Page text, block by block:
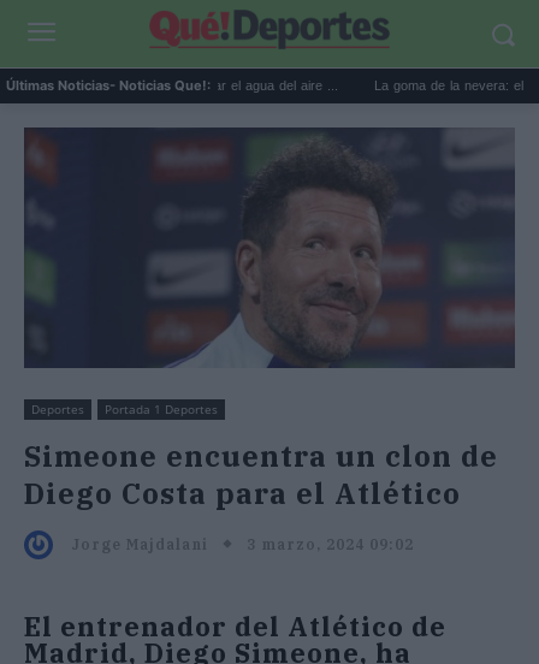
Últimas Noticias- Noticias Que!:
prácticos para reutilizar el agua del aire ... La goma de la nevera: el truco del
Deportes Portada 1 Deportes
Simeone encuentra un clon de
Diego Costa para el Atlético
Jorge Majdalani 3 marzo, 2024 09:02
El entrenador del Atlético de
Madrid, Diego Simeone, ha